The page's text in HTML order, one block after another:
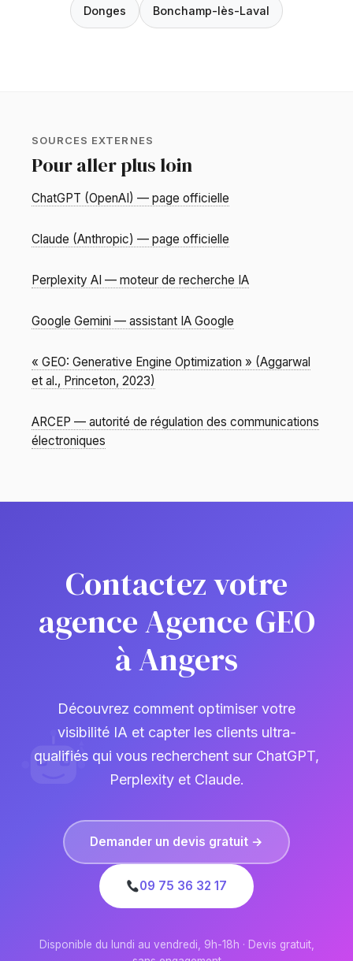
Donges Bonchamp-lès-Laval
SOURCES EXTERNES
Pour aller plus loin
ChatGPT (OpenAI) — page officielle
Claude (Anthropic) — page officielle
Perplexity AI — moteur de recherche IA
Google Gemini — assistant IA Google
« GEO: Generative Engine Optimization » (Aggarwal
et al., Princeton, 2023)
ARCEP — autorité de régulation des communications
électroniques
Contactez votre
agence Agence GEO
à Angers
Découvrez comment optimiser votre
visibilité IA et capter les clients ultra-
qualifiés qui vous recherchent sur ChatGPT,
Perplexity et Claude.
Demander un devis gratuit →
09 75 36 32 17
Disponible du lundi au vendredi, 9h-18h · Devis gratuit,